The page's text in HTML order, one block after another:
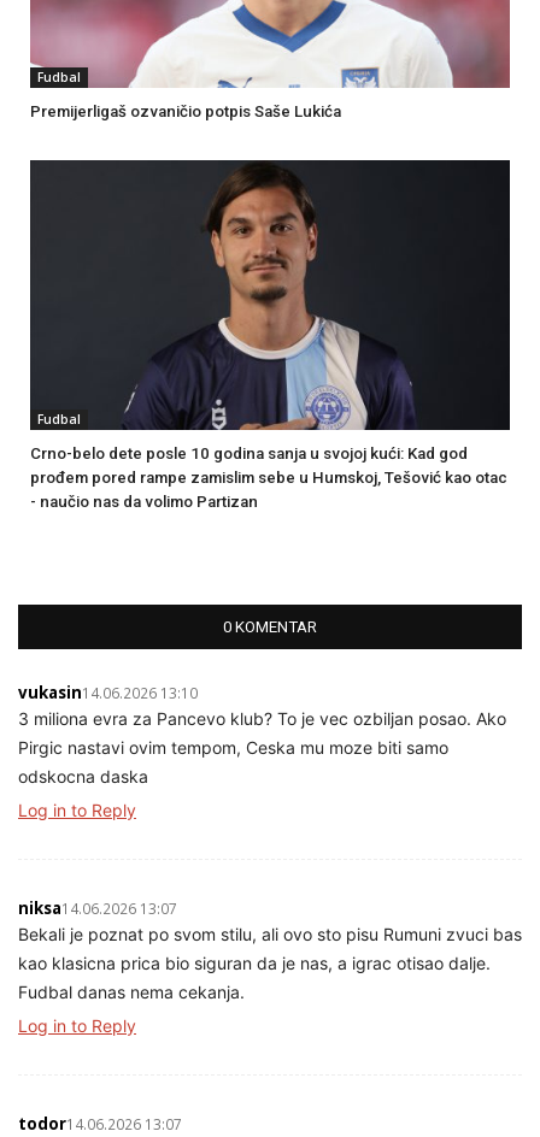
Fudbal
Premijerligaš ozvaničio potpis Saše Lukića
Fudbal
Crno-belo dete posle 10 godina sanja u svojoj kući: Kad god
prođem pored rampe zamislim sebe u Humskoj, Tešović kao otac
- naučio nas da volimo Partizan
0 KOMENTAR
vukasin14.06.2026 13:10
3 miliona evra za Pancevo klub? To je vec ozbiljan posao. Ako
Pirgic nastavi ovim tempom, Ceska mu moze biti samo
odskocna daska
Log in to Reply
niksa14.06.2026 13:07
Bekali je poznat po svom stilu, ali ovo sto pisu Rumuni zvuci bas
kao klasicna prica bio siguran da je nas, a igrac otisao dalje.
Fudbal danas nema cekanja.
Log in to Reply
todor14.06.2026 13:07